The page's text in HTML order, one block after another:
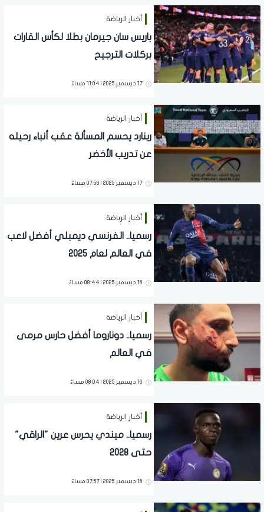
أخبار الرياضة
باريس سان جيرمان بطلا لكأس القارات
بركلات الترجيح
17 ديسمبر 2025 | 11:04 مساءً
أخبار الرياضة
رينارد يحسم المسألة عقب أنباء رحيله
عن تدريب الأخضر
17 ديسمبر 2025 | 07:56 مساءً
أخبار الرياضة
رسميا.. الفرنسي ديمبلي أفضل لاعب
في العالم لعام 2025
16 ديسمبر 2025 | 08:44 مساءً
أخبار الرياضة
رسميا.. دوناروما أفضل حارس مرمى
في العالم
16 ديسمبر 2025 | 08:04 مساءً
أخبار الرياضة
رسميا.. ميندي يحرس عرين "الراقي"
حتى 2028
16 ديسمبر 2025 | 07:57 مساءً